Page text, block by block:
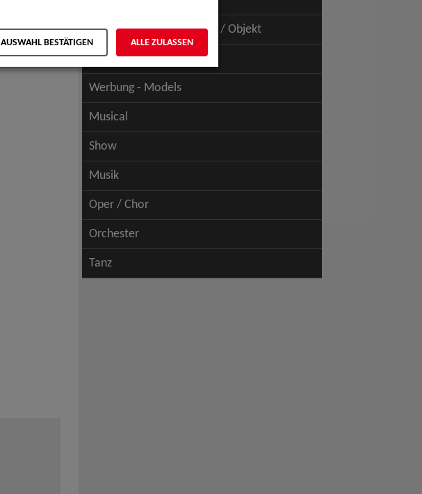
Schauspiel - Figur / Puppe / Objekt
Werbung - Talents
Werbung - Models
Musical
Show
Musik
Oper / Chor
Orchester
Tanz
AUSWAHL BESTÄTIGEN ALLE ZULASSEN